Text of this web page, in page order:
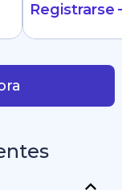
Registrarse